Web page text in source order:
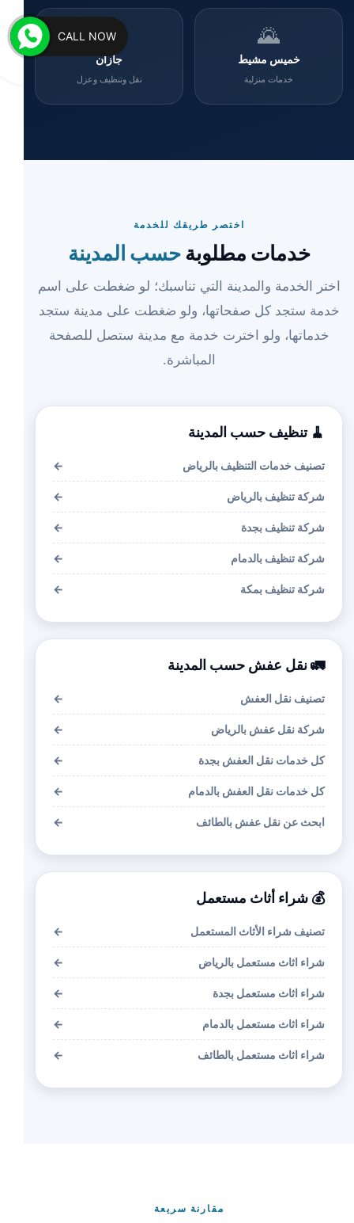
🌄
خميس مشيط
خدمات منزلية
🌊
جازان
نقل وتنظيف وعزل
اختصر طريقك للخدمة
خدمات مطلوبةحسب المدينة
اختر الخدمة والمدينة التي تناسبك؛ لو ضغطت على اسم
خدمة ستجد كل صفحاتها، ولو ضغطت على مدينة ستجد
خدماتها، ولو اخترت خدمة مع مدينة ستصل للصفحة
المباشرة.
🧹 تنظيف حسب المدينة
تصنيف خدمات التنظيف بالرياض ←
شركة تنظيف بالرياض ←
شركة تنظيف بجدة ←
شركة تنظيف بالدمام ←
شركة تنظيف بمكة ←
🚛 نقل عفش حسب المدينة
تصنيف نقل العفش ←
شركة نقل عفش بالرياض ←
كل خدمات نقل العفش بجدة ←
كل خدمات نقل العفش بالدمام ←
ابحث عن نقل عفش بالطائف ←
💰 شراء أثاث مستعمل
تصنيف شراء الأثاث المستعمل ←
شراء اثاث مستعمل بالرياض ←
شراء اثاث مستعمل بجدة ←
شراء اثاث مستعمل بالدمام ←
شراء اثاث مستعمل بالطائف ←
مقارنة سريعة
CALL NOW